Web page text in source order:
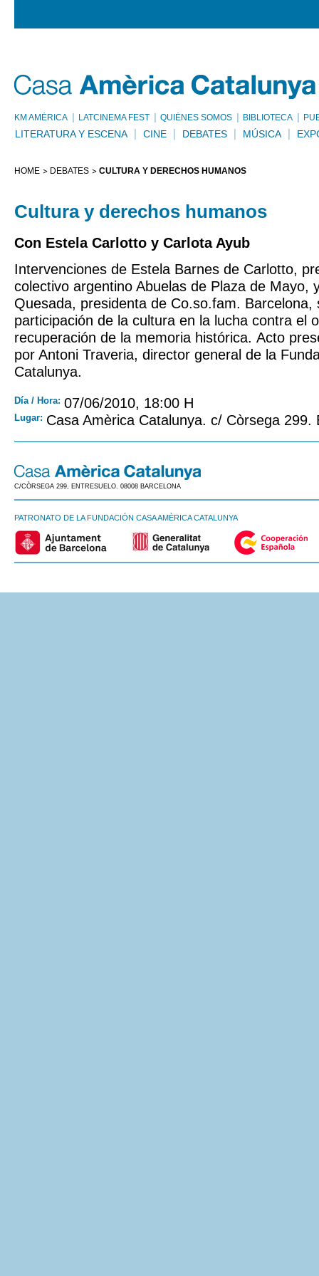
KM AMÈRICA LATCINEMA FEST QUIÉNES SOMOS BIBLIOTECA
LITERATURA Y ESCENA CINE DEBATES MÚSICA
HOME DEBATES CULTURA Y DERECHOS HUMANOS
Cultura y derechos humanos
Con Estela Carlotto y Carlota Ayub
Intervenciones de Estela Barnes de Carlotto,
colectivo argentino Abuelas de Plaza de Mayo,
Quesada, presidenta de Co.so.fam. Barcelona,
participación de la cultura en la lucha contra el
recuperación de la memoria histórica. Acto
por Antoni Traveria, director general de la
Catalunya.
Día / Hora: 07/06/2010, 18:00 H
Lugar: Casa Amèrica Catalunya. c/ Còrsega 299.
C/CÒRSEGA 299, ENTRESUELO. 08008 BARCELONA
PATRONATO DE LA FUNDACIÓN CASA AMÈRICA CATALUNYA